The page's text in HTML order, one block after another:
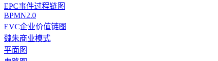
EPC事件过程链图
BPMN2.0
EVC企业价值链图
魏朱商业模式
平面图